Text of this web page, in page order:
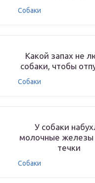
Собаки
Какой запах не
собаки, чтобы
Собаки
У собаки
молочные железы
течки
Собаки